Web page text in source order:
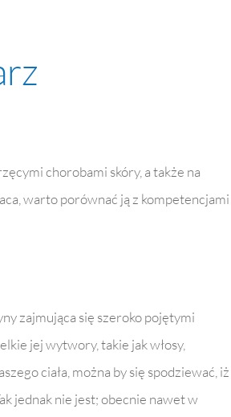
chorobami skóry, a także na
warto porównać ją z kompetencjami
zajmująca się szeroko pojętymi
jej wytwory, takie jak włosy,
ciała, można by się spodziewać, iż
jednak nie jest; obecnie nawet w